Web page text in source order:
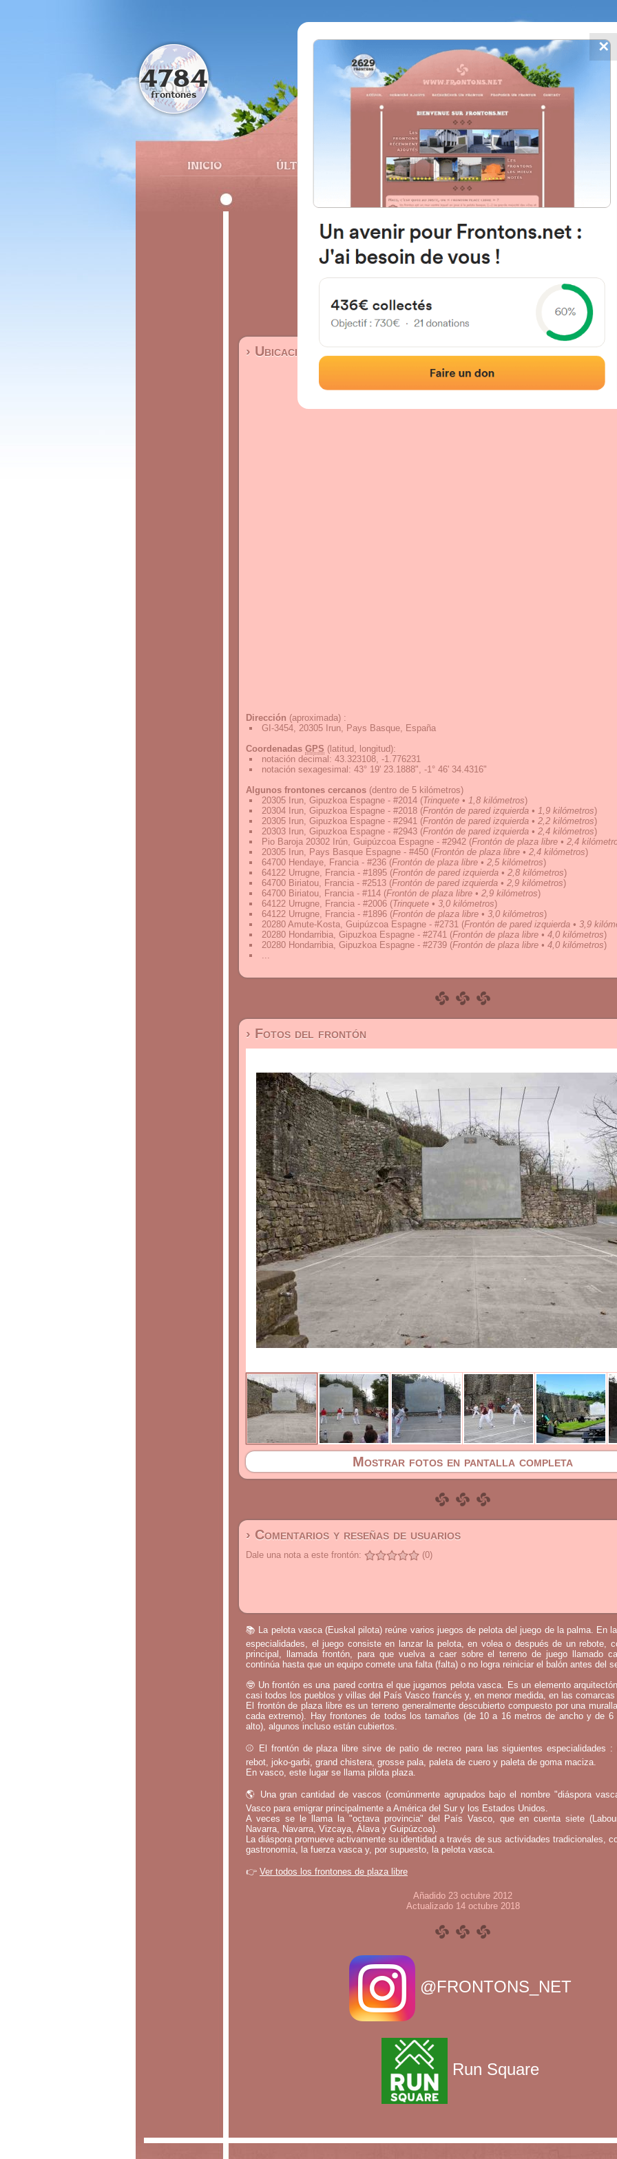
FRONTONS.NET
INICIO ÚLTIMOS BUSCAR UN FRONTÓN AÑADIR
4784
frontones
20305 Irun, Pays Basque Espagne
GI-3454 España
#451
Localización|Fotos|Comentarios y reseñas
› Ubicación del frontón
Dirección (aproximada) :
GI-3454, 20305 Irun, Pays Basque, España
Coordenadas GPS (latitud, longitud):
notación decimal : 43.323108, -1.776231
notación sexagesimal : 43° 19' 23.1888", -1° 46' 34.4316"
Algunos frontones cercanos (dentro de 5 kilómetros)
20305 Irun, Gipuzkoa Espagne - #2014 (Trinquete • 1,8 kilómetros)
20304 Irun, Gipuzkoa Espagne - #2018 (Frontón de pared izquierda • 1,9 kilómetros)
20305 Irun, Gipuzkoa Espagne - #2941 (Frontón de pared izquierda • 2,2 kilómetros)
20303 Irun, Gipuzkoa Espagne - #2943 (Frontón de pared izquierda • 2,4 kilómetros)
Pio Baroja 20302 Irún, Guipúzcoa Espagne - #2942 (Frontón de plaza libre • 2,4
20305 Irun, Pays Basque Espagne - #450 (Frontón de plaza libre • 2,4 kilómetros)
64700 Hendaye, Francia - #236 (Frontón de plaza libre • 2,5 kilómetros)
64122 Urrugne, Francia - #1895 (Frontón de pared izquierda • 2,8 kilómetros)
64700 Biriatou, Francia - #2513 (Frontón de pared izquierda • 2,9 kilómetros)
64700 Biriatou, Francia - #114 (Frontón de plaza libre • 2,9 kilómetros)
64122 Urrugne, Francia - #2006 (Trinquete • 3,0 kilómetros)
64122 Urrugne, Francia - #1896 (Frontón de plaza libre • 3,0 kilómetros)
20280 Amute-Kosta, Guipúzcoa Espagne - #2731 (Frontón de pared izquierda • 3,9
20280 Hondarribia, Gipuzkoa Espagne - #2741 (Frontón de plaza libre • 4,0 kilómetros)
20280 Hondarribia, Gipuzkoa Espagne - #2739 (Frontón de plaza libre • 4,0 kilómetros)
...
› Fotos del frontón
Mostrar fotos en pantalla completa
› Comentarios y reseñas de usuarios
Dale una nota a este frontón: (0)
📚 La pelota vasca (Euskal pilota) reúne varios juegos de pelota del juego de la palma. En
especialidades, el juego consiste en lanzar la pelota, en volea o después de un rebote,
principal, llamada frontón, para que vuelva a caer sobre el terreno de juego llamado
continúa hasta que un equipo comete una falta (falta) o no logra reiniciar el balón antes del
🤓 Un frontón es una pared contra el que jugamos pelota vasca. Es un elemento
casi todos los pueblos y villas del País Vasco francés y, en menor medida, en las
El frontón de plaza libre es un terreno generalmente descubierto compuesto por una
cada extremo). Hay frontones de todos los tamaños (de 10 a 16 metros de ancho y de
alto), algunos incluso están cubiertos.
⚾ El frontón de plaza libre sirve de patio de recreo para las siguientes especialidades :
rebot, joko-garbi, grand chistera, grosse pala, paleta de cuero y paleta de goma maciza.
En vasco, este lugar se llama pilota plaza.
🌎 Una gran cantidad de vascos (comúnmente agrupados bajo el nombre "diáspora
Vasco para emigrar principalmente a América del Sur y los Estados Unidos.
A veces se le llama la "octava provincia" del País Vasco, que en cuenta siete
Navarra, Navarra, Vizcaya, Álava y Guipúzcoa).
La diáspora promueve activamente su identidad a través de sus actividades tradicionales,
gastronomía, la fuerza vasca y, por supuesto, la pelota vasca.
👉 Ver todos los frontones de plaza libre
Añadido 23 octubre 2012
Actualizado 14 octubre 2018
@FRONTONS_NET
Run Square
✕